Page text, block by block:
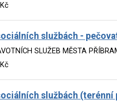
službách -
SLUŽEB MĚSTA
službách (terénní